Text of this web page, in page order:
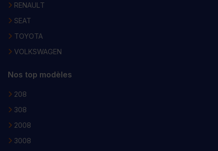
RENAULT
SEAT
TOYOTA
VOLKSWAGEN
Nos top modèles
208
308
2008
3008